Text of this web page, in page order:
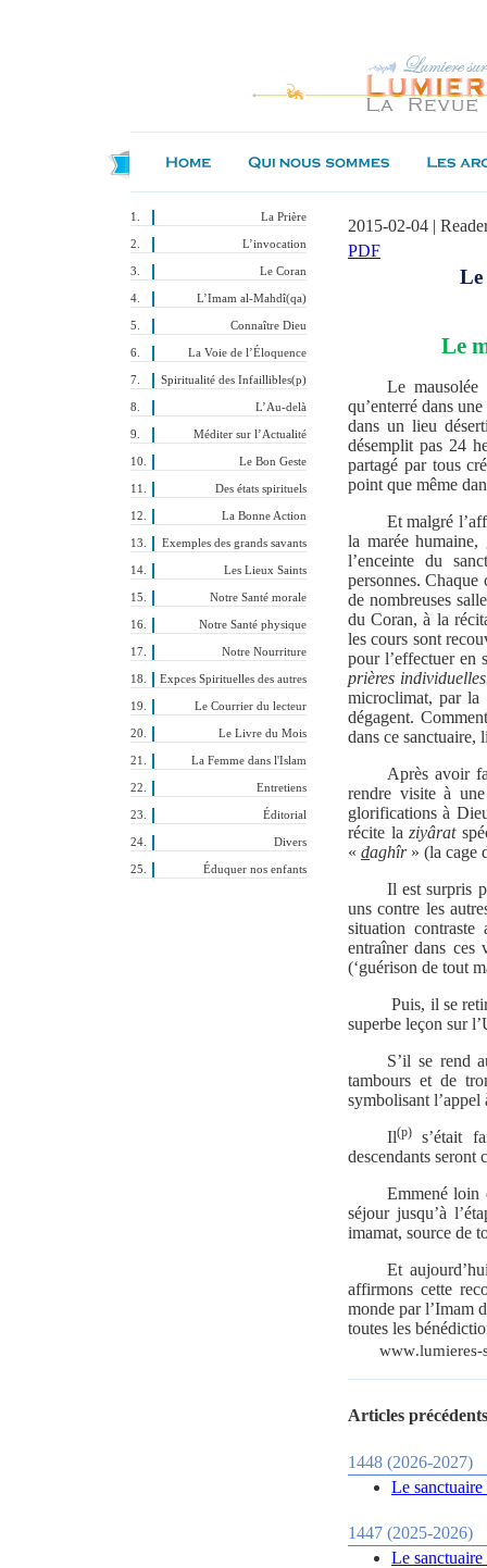
La Prière
L’invocation
Le Coran
L’Imam al-Mahdî(qa)
Connaître Dieu
La Voie de l’Éloquence
Spiritualité des Infaillibles(p)
L’Au-delà
Méditer sur l’Actualité
Le Bon Geste
Des états spirituels
La Bonne Action
Exemples des grands savants
Les Lieux Saints
Notre Santé morale
Notre Santé physique
Notre Nourriture
Expces Spirituelles des autres
Le Courrier du lecteur
Le Livre du Mois
La Femme dans l'Islam
Entretiens
Éditorial
Divers
Éduquer nos enfants
2015-02-04 |
PDF
Le
Le
Le
qu’enterré dans
dans un lieu
désemplit pas 24
partagé par tous
point que même
Et malgré
la marée humaine,
l’enceinte du
personnes.
de nombreuses
du Coran, à la
les cours sont
pour l’effectuer en
prières
microclimat, par la
dégagent.
dans ce sanctuaire,
Après avoir
rendre visite à
glorifications à
récite la ziyârat
« daghîr» (la cage
Il est surpris
uns contre les
situation
entraîner dans ces
(‘guérison de tout
Puis, il se
superbe leçon sur
S’il se rend
tambours et de
symbolisant
Il(p)
s’était
descendants seront
Emmené loin
séjour jusqu’à
imamat, source de
Et
affirmons cette
monde par l’Imam
toutes les
www.lumieres-
Articles
1448 (2026-2027)
Le
1447 (2025-2026)
Le sanctuaire